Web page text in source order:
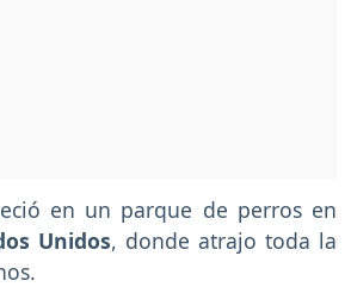
en un parque de perros en
Unidos, donde atrajo toda la